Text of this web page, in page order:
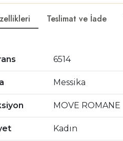
Teslimat ve İade
6514
Messika
MOVE ROMANE
Kadın